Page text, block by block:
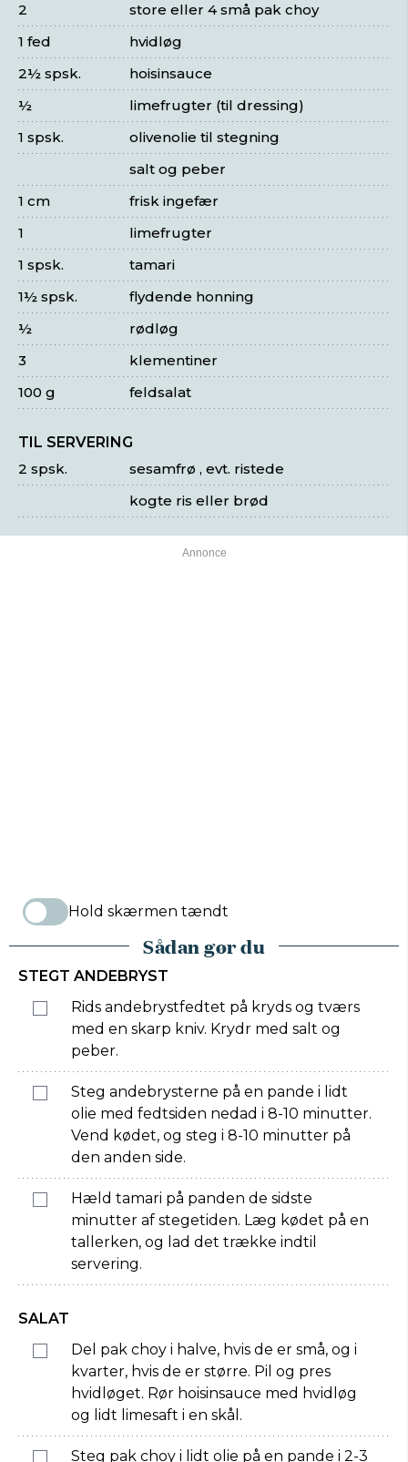
store eller 4 små pak choy
2
hvidløg
1 fed
hoisinsauce
2½ spsk.
limefrugter (til dressing)
½
olivenolie til stegning
1 spsk.
salt og peber
frisk ingefær
1 cm
limefrugter
1
tamari
1 spsk.
flydende honning
1½ spsk.
rødløg
½
klementiner
3
feldsalat
100 g
TIL SERVERING
sesamfrø , evt. ristede
2 spsk.
kogte ris eller brød
Hold skærmen tændt
Sådan gør du
STEGT ANDEBRYST
Rids andebrystfedtet på kryds og tværs
med en skarp kniv. Krydr med salt og
peber.
Steg andebrysterne på en pande i lidt
olie med fedtsiden nedad i 8-10 minutter.
Vend kødet, og steg i 8-10 minutter på
den anden side.
Hæld tamari på panden de sidste
minutter af stegetiden. Læg kødet på en
tallerken, og lad det trække indtil
servering.
SALAT
Del pak choy i halve, hvis de er små, og i
kvarter, hvis de er større. Pil og pres
hvidløget. Rør hoisinsauce med hvidløg
og lidt limesaft i en skål.
Steg pak choy i lidt olie på en pande i 2-3